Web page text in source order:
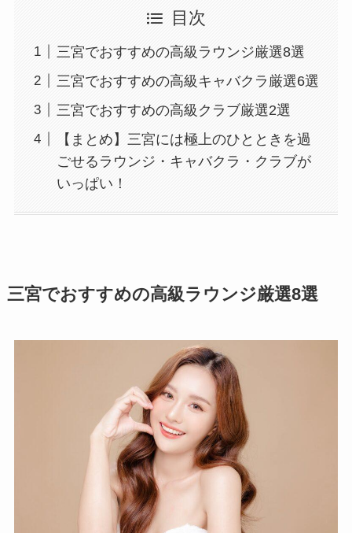
目次
三宮でおすすめの高級ラウンジ厳選8選
三宮でおすすめの高級キャバクラ厳選6選
三宮でおすすめの高級クラブ厳選2選
【まとめ】三宮には極上のひとときを過
ごせるラウンジ・キャバクラ・クラブが
いっぱい！
三宮でおすすめの高級ラウンジ厳選8選